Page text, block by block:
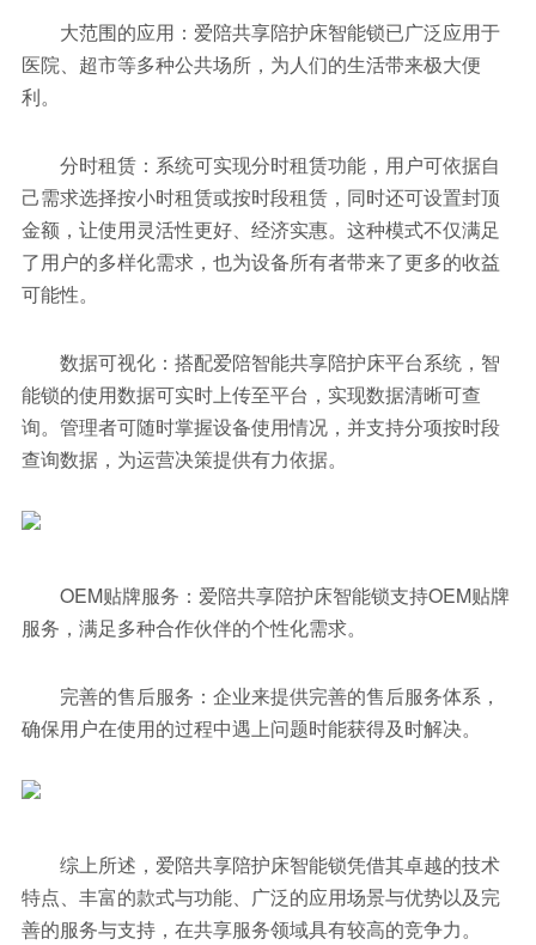
大范围的应用：爱陪共享陪护床智能锁已广泛应用于
医院、超市等多种公共场所，为人们的生活带来极大便
利。
分时租赁：系统可实现分时租赁功能，用户可依据自
己需求选择按小时租赁或按时段租赁，同时还可设置封顶
金额，让使用灵活性更好、经济实惠。这种模式不仅满足
了用户的多样化需求，也为设备所有者带来了更多的收益
可能性。
数据可视化：搭配爱陪智能共享陪护床平台系统，智
能锁的使用数据可实时上传至平台，实现数据清晰可查
询。管理者可随时掌握设备使用情况，并支持分项按时段
查询数据，为运营决策提供有力依据。
OEM贴牌服务：爱陪共享陪护床智能锁支持OEM贴牌
服务，满足多种合作伙伴的个性化需求。
完善的售后服务：企业来提供完善的售后服务体系，
确保用户在使用的过程中遇上问题时能获得及时解决。
综上所述，爱陪共享陪护床智能锁凭借其卓越的技术
特点、丰富的款式与功能、广泛的应用场景与优势以及完
善的服务与支持，在共享服务领域具有较高的竞争力。